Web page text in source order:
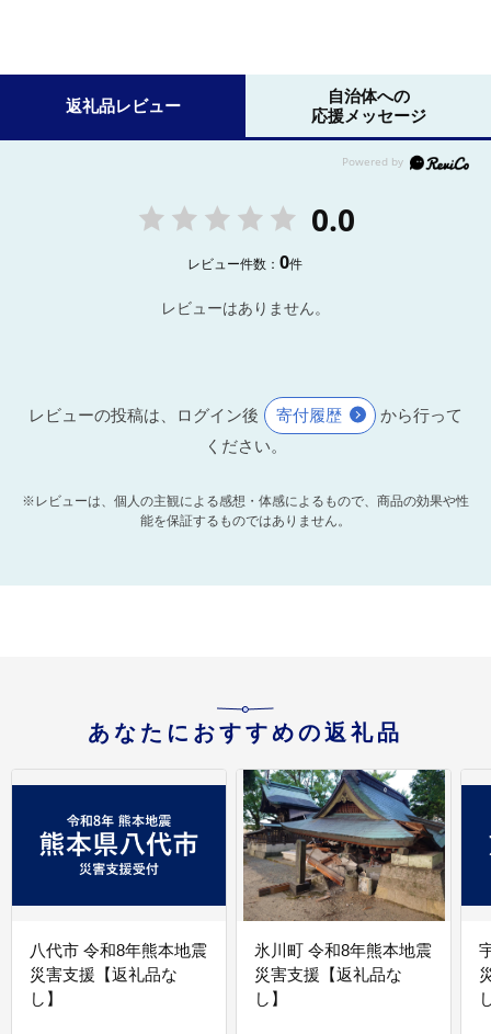
返礼品レビュー
自治体への
応援メッセージ
0.0
レビュー件数：0件
レビューはありません。
レビューの投稿は、ログイン後 寄付履歴
から行って
ください。
※レビューは、個人の主観による感想・体感によるもので、商品の効果や性
能を保証するものではありません。
あなたにおすすめの返礼品
八代市 令和8年熊本地震
災害支援【返礼品な
し】
氷川町 令和8年熊本地震
災害支援【返礼品な
し】